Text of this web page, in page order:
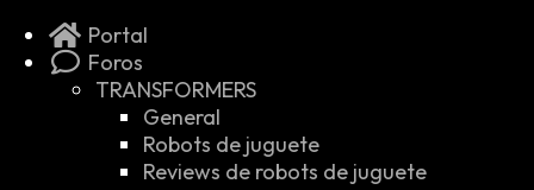
Portal
Foros
TRANSFORMERS
General
Robots de juguete
Reviews de robots de juguete